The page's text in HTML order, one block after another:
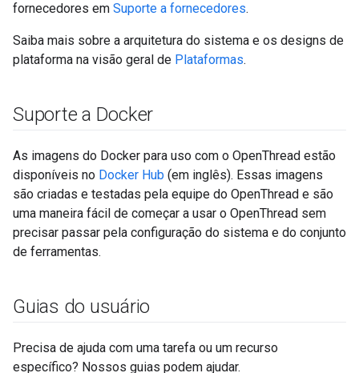
fornecedores em Suporte a fornecedores.
Saiba mais sobre a arquitetura do sistema e os designs de
plataforma na visão geral de Plataformas.
Suporte a Docker
As imagens do Docker para uso com o OpenThread estão
disponíveis no Docker Hub (em inglês). Essas imagens
são criadas e testadas pela equipe do OpenThread e são
uma maneira fácil de começar a usar o OpenThread sem
precisar passar pela configuração do sistema e do conjunto
de ferramentas.
Guias do usuário
Precisa de ajuda com uma tarefa ou um recurso
específico? Nossos guias podem ajudar.